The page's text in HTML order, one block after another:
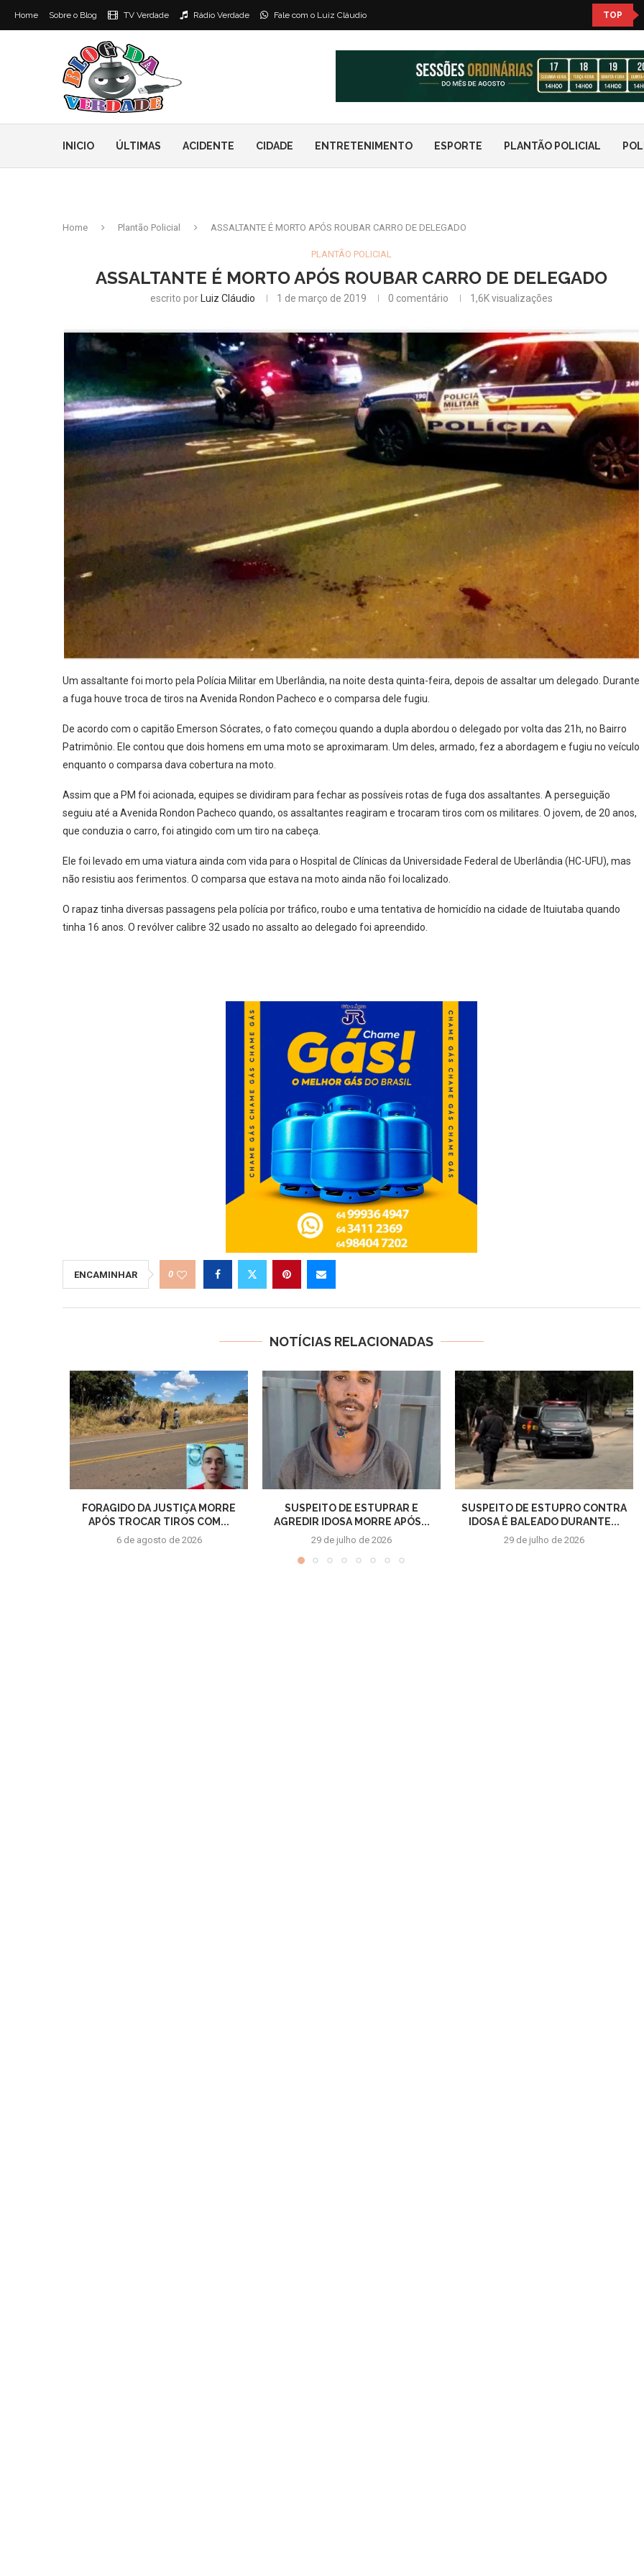
Home Sobre o Blog TV Verdade Rádio Verdade Fale com o Luiz Cláudio TOP
INICIO ÚLTIMAS ACIDENTE CIDADE ENTRETENIMENTO ESPORTE PLANTÃO POLICIAL
Home Plantão Policial ASSALTANTE É MORTO APÓS ROUBAR CARRO DE DELEGADO
PLANTÃO POLICIAL
ASSALTANTE É MORTO APÓS ROUBAR CARRO DE DELEGADO
escrito por Luiz Cláudio 1 de março de 2019 0 comentário 1,6Kvisualizações
Um assaltante foi morto pela Polícia Militar em Uberlândia, na noite desta quinta-feira, depois de assaltar um delegado. Durante
a fuga houve troca de tiros na Avenida Rondon Pacheco e o comparsa dele fugiu.
De acordo com o capitão Emerson Sócrates, o fato começou quando a dupla abordou o delegado por volta das 21h, no Bairro
Patrimônio. Ele contou que dois homens em uma moto se aproximaram. Um deles, armado, fez a abordagem e fugiu no veículo
enquanto o comparsa dava cobertura na moto.
Assim que a PM foi acionada, equipes se dividiram para fechar as possíveis rotas de fuga dos assaltantes. A perseguição
seguiu até a Avenida Rondon Pacheco quando, os assaltantes reagiram e trocaram tiros com os militares. O jovem, de 20 anos,
que conduzia o carro, foi atingido com um tiro na cabeça.
Ele foi levado em uma viatura ainda com vida para o Hospital de Clínicas da Universidade Federal de Uberlândia (HC-UFU), mas
não resistiu aos ferimentos. O comparsa que estava na moto ainda não foi localizado.
O rapaz tinha diversas passagens pela polícia por tráfico, roubo e uma tentativa de homicídio na cidade de Ituiutaba quando
tinha 16 anos. O revólver calibre 32 usado no assalto ao delegado foi apreendido.
ENCAMINHAR 0
NOTÍCIAS RELACIONADAS
FORAGIDO DA JUSTIÇA MORRE
APÓS TROCAR TIROS COM...
6 de agosto de 2026
SUSPEITO DE ESTUPRAR E
AGREDIR IDOSA MORRE APÓS...
29 de julho de 2026
SUSPEITO DE ESTUPRO CONTRA
IDOSA É BALEADO DURANTE...
29 de julho de 2026